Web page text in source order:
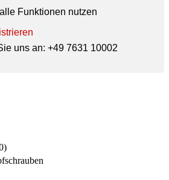
Funktionen nutzen
uns an: +49 7631 10002